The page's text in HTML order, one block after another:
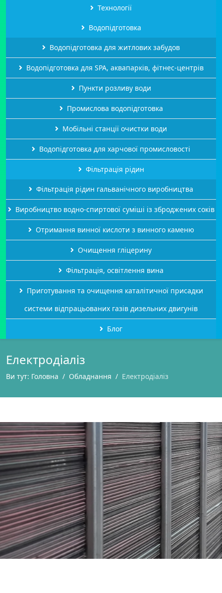
Технології
Водопідготовка
Водопідготовка для житлових забудов
Водопідготовка для SPA, аквапарків, фітнес-центрів
Пункти розливу води
Промислова водопідготовка
Мобільні станції очистки води
Водопідготовка для харчової промисловості
Фільтрація рідин
Фільтрація рідин гальванічного виробництва
Виробництво водно-спиртової суміші із зброджених соків
Отримання винної кислоти з винного каменю
Очищення гліцерину
Фільтрація, освітлення вина
Приготування та очищення каталітичної присадки
системи відпрацьованих газів дизельних двигунів
Блог
Електродіаліз
Ви тут: Головна Обладнання Електродіаліз